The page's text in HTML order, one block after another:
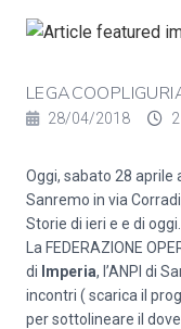
28/04/2018
Oggi, sabato 28 aprile
Sanremo in via
Storie di ieri e e di
La FEDERAZIONE
di Imperia, l’ANPI di
incontri ( scarica il
per sottolineare il